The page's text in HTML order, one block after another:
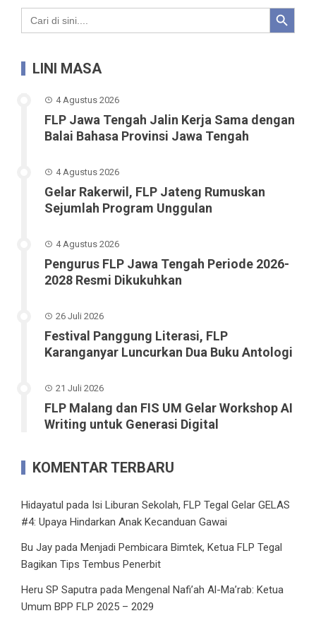
Search
for:
Search Button
LINI MASA
4 Agustus 2026
FLP Jawa Tengah Jalin Kerja Sama dengan
Balai Bahasa Provinsi Jawa Tengah
4 Agustus 2026
Gelar Rakerwil, FLP Jateng Rumuskan
Sejumlah Program Unggulan
4 Agustus 2026
Pengurus FLP Jawa Tengah Periode 2026-
2028 Resmi Dikukuhkan
26 Juli 2026
Festival Panggung Literasi, FLP
Karanganyar Luncurkan Dua Buku Antologi
21 Juli 2026
FLP Malang dan FIS UM Gelar Workshop AI
Writing untuk Generasi Digital
KOMENTAR TERBARU
Hidayatul pada Isi Liburan Sekolah, FLP Tegal Gelar GELAS
#4: Upaya Hindarkan Anak Kecanduan Gawai
Bu Jay pada Menjadi Pembicara Bimtek, Ketua FLP Tegal
Bagikan Tips Tembus Penerbit
Heru SP Saputra pada Mengenal Nafi’ah Al-Ma’rab: Ketua
Umum BPP FLP 2025 – 2029